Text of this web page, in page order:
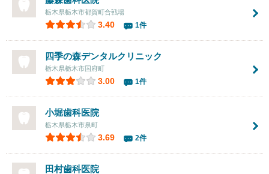
栃木県栃木市都賀町合戦場
3.40 1件
四季の森デンタルクリニック
栃木県栃木市国府町
3.00 1件
小堀歯科医院
栃木県栃木市泉町
3.69 2件
田村歯科医院